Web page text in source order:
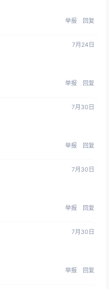
举报 回复
7月24日
举报 回复
7月30日
举报 回复
7月30日
举报 回复
7月30日
举报 回复